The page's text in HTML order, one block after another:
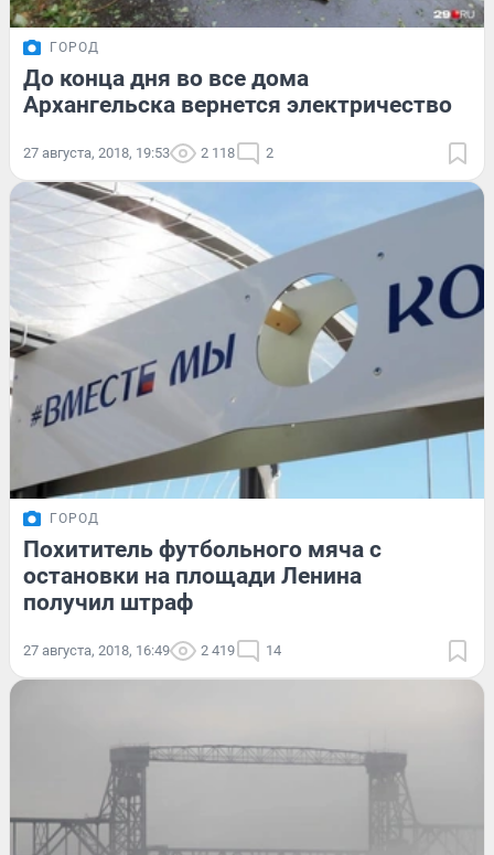
ГОРОД
До конца дня во все дома
Архангельска вернется электричество
27 августа, 2018, 19:53 2 118 2
ГОРОД
Похититель футбольного мяча с
остановки на площади Ленина
получил штраф
27 августа, 2018, 16:49 2 419 14